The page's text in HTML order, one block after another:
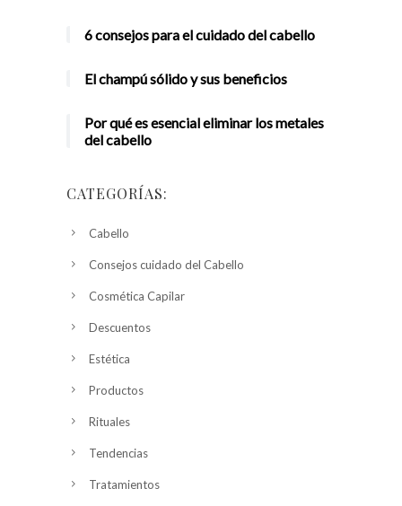
6 consejos para el cuidado del cabello
El champú sólido y sus beneficios
Por qué es esencial eliminar los metales
del cabello
CATEGORÍAS:
Cabello
Consejos cuidado del Cabello
Cosmética Capilar
Descuentos
Estética
Productos
Rituales
Tendencias
Tratamientos